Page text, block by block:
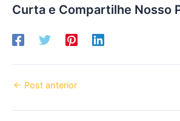
Curta e Compartilhe Nosso
← Post anterior